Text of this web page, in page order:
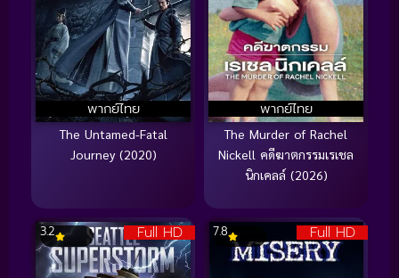
พากย์ไทย
The Untamed-Fatal
Journey (2020)
พากย์ไทย
The Murder of Rachel
Nickell คดีฆาตกรรมเรเชล
นิกเคลล์ (2026)
Full HD
3.2 Full HD
7.8